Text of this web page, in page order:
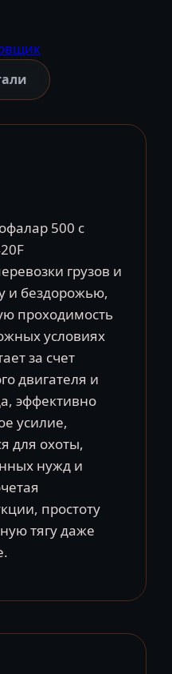
500 с
грузов и
и бездорожью,
проходимость
условиях
за счет
двигателя и
эффективно
усилие,
для охоты,
нужд и
простоту
тягу даже